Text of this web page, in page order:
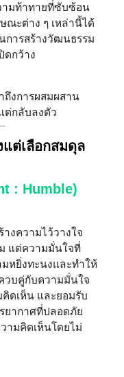
ามท้าทายที่ซับซ้อน
ะต่าง ๆ เหล่านี้ได้
การสร้างวัฒนธรรม
ดกว้าง
ถึงการผสมผสาน
ต่กลับลงตัว
แต่เลือกสมดุล
: Humble)
งความไว้วางใจ
แต่ความมั่นใจที่
หยิ่งทะนงและทำให้
วบคู่กับความมั่นใจ
ดเห็น และยอมรับ
ยากาศที่ปลอดภัย
ามคิดเห็นโดยไม่